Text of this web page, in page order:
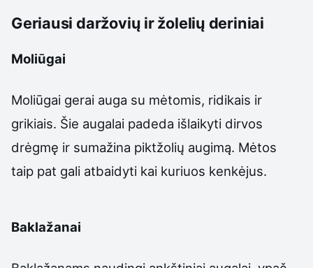
Geriausi daržovių ir žolelių deriniai
Moliūgai
Moliūgai gerai auga su mėtomis, ridikais ir
grikiais. Šie augalai padeda išlaikyti dirvos
drėgmę ir sumažina piktžolių augimą. Mėtos
taip pat gali atbaidyti kai kuriuos kenkėjus.
Baklažanai